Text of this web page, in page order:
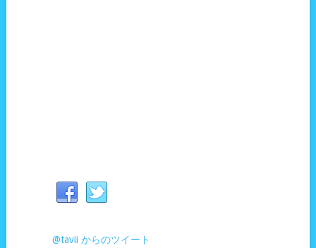
@tavii からのツイート